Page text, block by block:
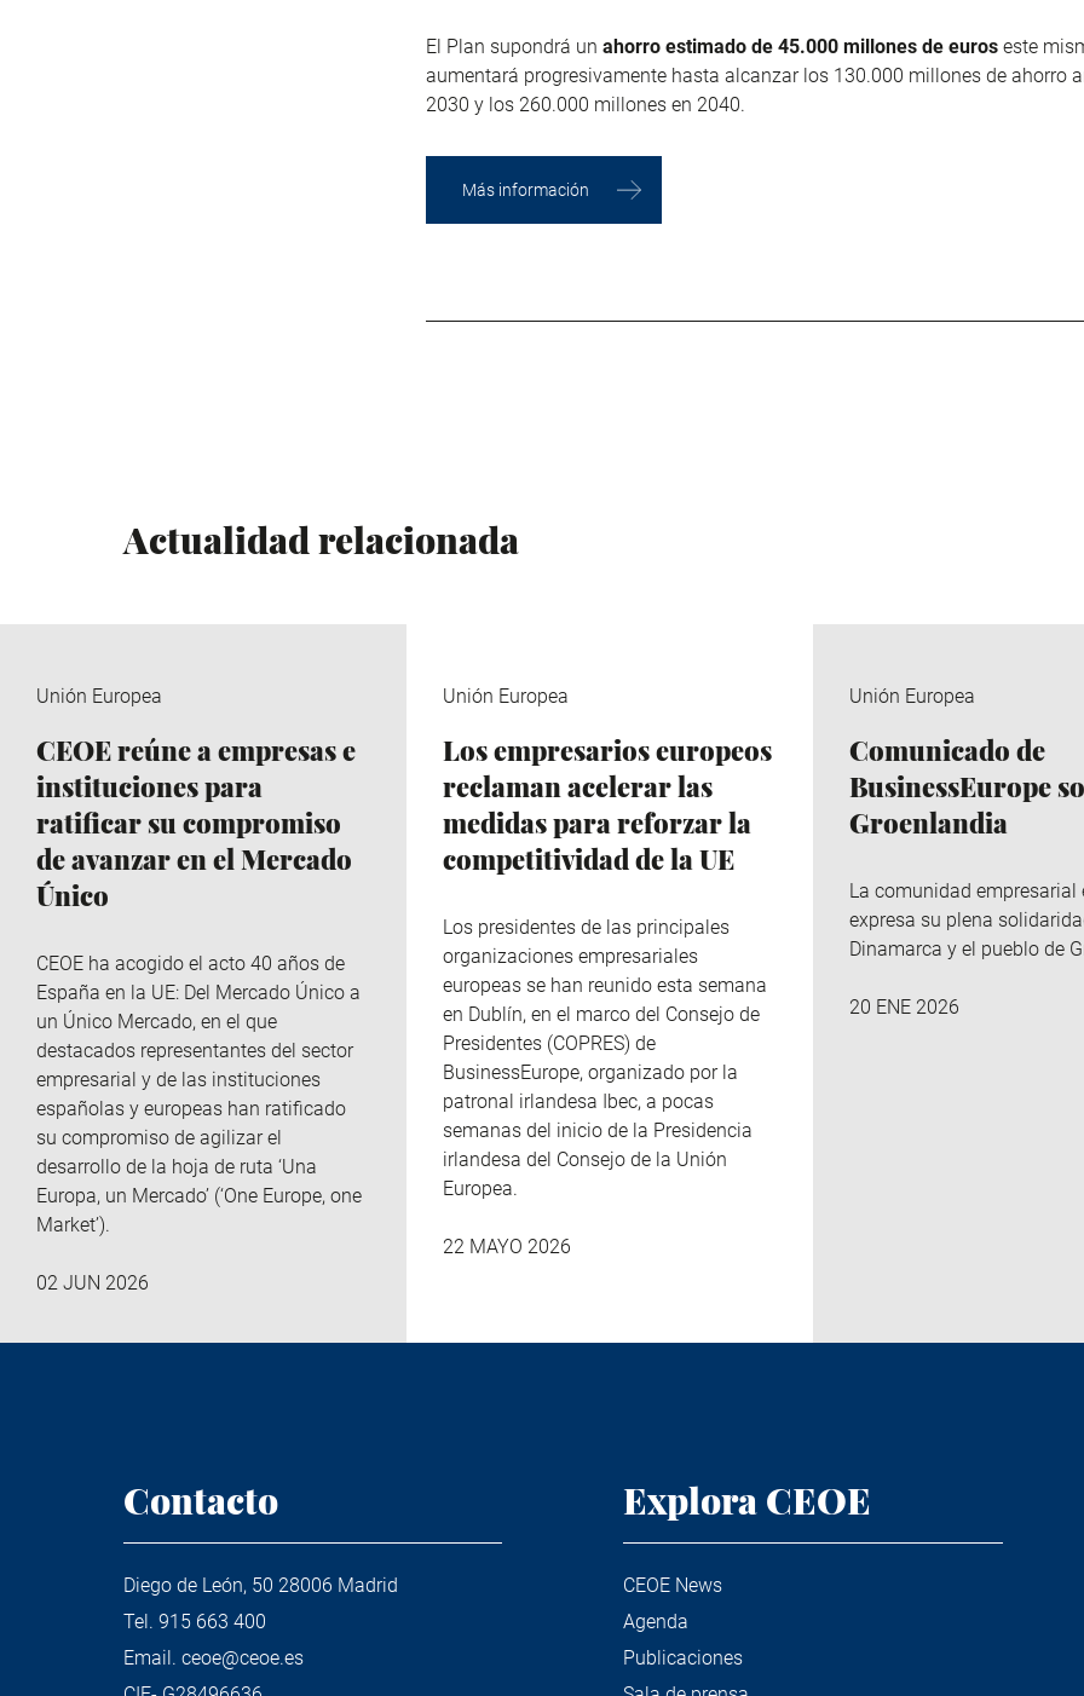
El Plan supondrá un ahorro estimado de 45.000 millones de euros este
aumentará progresivamente hasta alcanzar los 130.000 millones de ahorro
2030 y los 260.000 millones en 2040.
Más información
Actualidad relacionada
Unión Europea
CEOE reúne a empresas e
instituciones para
ratificar su compromiso
de avanzar en el Mercado
Único
CEOE ha acogido el acto 40 años de
España en la UE: Del Mercado Único a
un Único Mercado, en el que
destacados representantes del sector
empresarial y de las instituciones
españolas y europeas han ratificado
su compromiso de agilizar el
desarrollo de la hoja de ruta ‘Una
Europa, un Mercado’ (‘One Europe, one
Market’).
02 JUN 2026
Unión Europea
Los empresarios europeos
reclaman acelerar las
medidas para reforzar la
competitividad de la UE
Los presidentes de las principales
organizaciones empresariales
europeas se han reunido esta semana
en Dublín, en el marco del Consejo de
Presidentes (COPRES) de
BusinessEurope, organizado por la
patronal irlandesa Ibec, a pocas
semanas del inicio de la Presidencia
irlandesa del Consejo de la Unión
Europea.
22 MAYO 2026
Unión Europea
Comunicado de
BusinessEurope
Groenlandia
La comunidad empresarial
expresa su plena
Dinamarca y el pueblo de
20 ENE 2026
Contacto
Diego de León, 50 28006 Madrid
Tel. 915 663 400
Email. ceoe@ceoe.es
Explora CEOE
CEOE News
Agenda
Publicaciones